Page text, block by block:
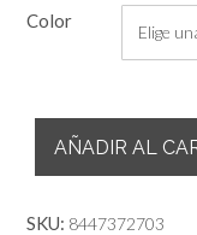
era:
Color
Leggin
Acampanado
AÑADIR AL
SKU: 8447372703